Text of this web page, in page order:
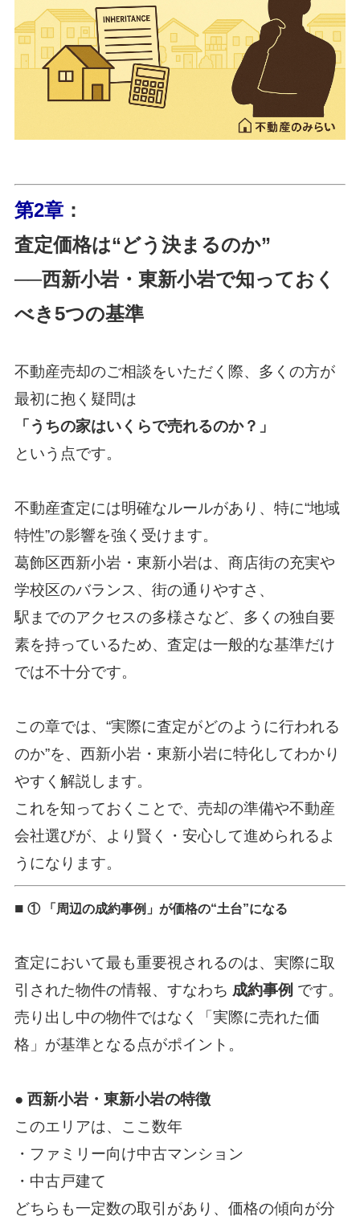
第2章：
査定価格は“どう決まるのか”
──西新小岩・東新小岩で知っておく
べき5つの基準
不動産売却のご相談をいただく際、多くの方が
最初に抱く疑問は
「うちの家はいくらで売れるのか？」
という点です。
不動産査定には明確なルールがあり、特に“地域
特性”の影響を強く受けます。
葛飾区西新小岩・東新小岩は、商店街の充実や
学校区のバランス、街の通りやすさ、
駅までのアクセスの多様さなど、多くの独自要
素を持っているため、査定は一般的な基準だけ
では不十分です。
この章では、“実際に査定がどのように行われる
のか”を、西新小岩・東新小岩に特化してわかり
やすく解説します。
これを知っておくことで、売却の準備や不動産
会社選びが、より賢く・安心して進められるよ
うになります。
■ ① 「周辺の成約事例」が価格の“土台”になる
査定において最も重要視されるのは、実際に取
引された物件の情報、すなわち 成約事例 です。
売り出し中の物件ではなく「実際に売れた価
格」が基準となる点がポイント。
● 西新小岩・東新小岩の特徴
このエリアは、ここ数年
・ファミリー向け中古マンション
・中古戸建て
どちらも一定数の取引があり、価格の傾向が分